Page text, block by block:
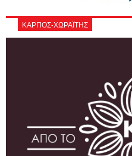
ΚΑΡΠΟΣ-ΧΩΡΑΪΤΗΣ